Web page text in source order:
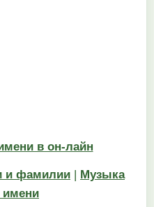
в он-лайн
и фамилии | Музыка
имени